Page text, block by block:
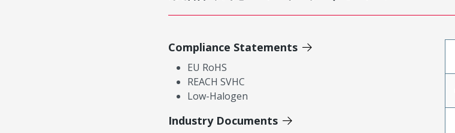
Compliance Statements
EU RoHS
REACH SVHC
Low-Halogen
Industry Documents